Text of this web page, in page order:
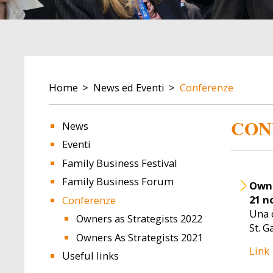
BREADCRUMB
Home News ed Eventi Conferenze
News
Eventi
Family Business Festival
Family Business Forum
Conferenze
Owners as Strategists 2022
Owners As Strategists 2021
Useful links
21
Una
St.
Link
Image Image